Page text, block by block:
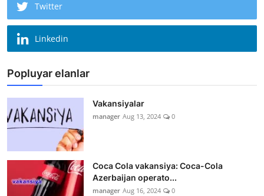
Twitter
Linkedin
Popluyar elanlar
Vakansiyalar
manager Aug 13, 2024 0
Coca Cola vakansiya: Coca-Cola
Azerbaijan operato...
manager Aug 16, 2024 0